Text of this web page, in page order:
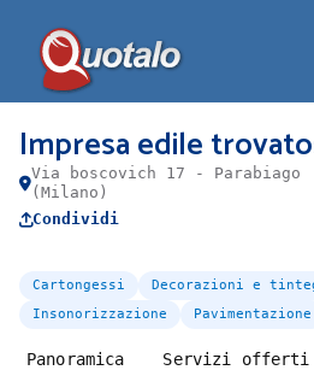
Impresa edile
Via boscovich 17 - Parabiago
(Milano)
Condividi
Cartongessi
Decorazioni e
Insonorizzazione
Pavimentazione
Panoramica Servizi offerti